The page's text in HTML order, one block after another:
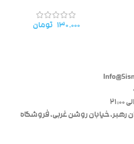
۱۳۰.۰۰۰ تومان
رهبر، خیابان روشن غربی، فروشگاه